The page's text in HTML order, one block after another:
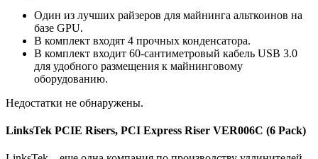
Один из лучших райзеров для майнинга альткоинов на
базе GPU.
В комплект входят 4 прочных конденсатора.
В комплект входит 60-сантиметровый кабель USB 3.0
для удобного размещения к майнинговому
оборудованию.
Недостатки не обнаружены.
LinksTek PCIE Risers, PCI Express Riser VER006C (6 Pack)